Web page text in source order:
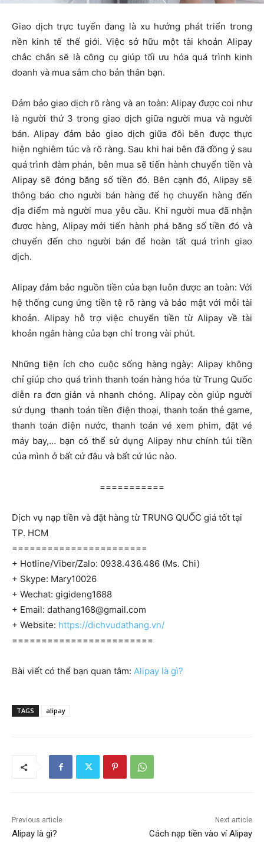
Giao dịch trực tuyến đang là xu hướng phát triển trong
nền kinh tế thế giới. Việc sở hữu một tài khoản Alipay
chắc chắn sẽ là công cụ giúp tối ưu hóa quá trình kinh
doanh và mua sắm cho bản thân bạn.
Đảm bảo giao dịch rõ ràng và an toàn: Alipay được coi như
là người thứ 3 trong giao dịch giữa người mua và người
bán. Alipay đảm bảo giao dịch giữa đôi bên được thực
hiện nghiêm túc và rõ ràng. Sau khi hai bên đã đồng ý sau
quá trình đàm phán, bên mua sẽ tiến hành chuyển tiền và
Alipay sẽ đóng băng số tiền đó. Bên cạnh đó, Alipay sẽ
thông báo cho người bán hàng để họ chuyển hàng đến
địa điểm mà người mua yêu cầu. Khi người mua đã nhận
được hàng, Alipay mới tiến hành phá băng số tiền đó và
chuyển đến cho người bán để hoàn tất quá trình giao
dịch.
Alipay đảm bảo nguồn tiền của bạn luôn được an toàn: Với
hệ thống cung ứng tiền tệ rõ ràng và bảo mật với mỗi tài
khoản. Alipay hỗ trợ việc chuyển tiền từ Alipay về tài
khoản ngân hàng của bạn chỉ trong vài phút.
Những tiện ích cho cuộc sống hàng ngày: Alipay không
chỉ giúp cho quá trình thanh toán hàng hóa từ Trung Quốc
diễn ra đơn giản và nhanh chóng. Alipay còn giúp người
sử dụng thanh toán tiền điện thoại, thanh toán thẻ game,
thanh toán điện nước, thanh toán vé xem phim, đặt vé
máy bay,… bạn có thể sử dụng Alipay như chính túi tiền
của mình ở bất cứ đâu và bất cứ lúc nào.
===========
Dịch vụ nạp tiền và đặt hàng từ TRUNG QUỐC giá tốt tại
TP. HCM
=======================
+ Hotline/Viber/Zalo: 0938.436.486 (Ms. Chi)
+ Skype: Mary10026
+ Wechat: gigideng1688
+ Email: dathang168@gmail.com
+ Website: https://dichvudathang.vn/
========================
Bài viết có thể bạn quan tâm: Alipay là gì?
TAGS alipay
Previous article
Alipay là gì?
Next article
Cách nạp tiền vào ví Alipay